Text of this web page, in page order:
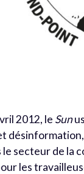
2012, le Sun
le secteur de la
les